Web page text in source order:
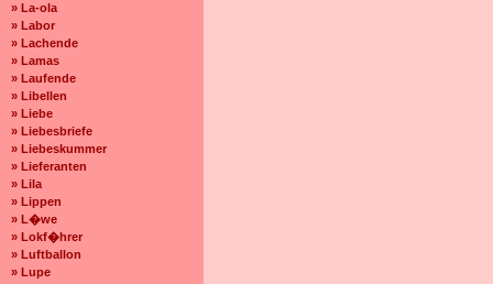
» La-ola
» Labor
» Lachende
» Lamas
» Laufende
» Libellen
» Liebe
» Liebesbriefe
» Liebeskummer
» Lieferanten
» Lila
» Lippen
» L�we
» Lokf�hrer
» Luftballon
» Lupe